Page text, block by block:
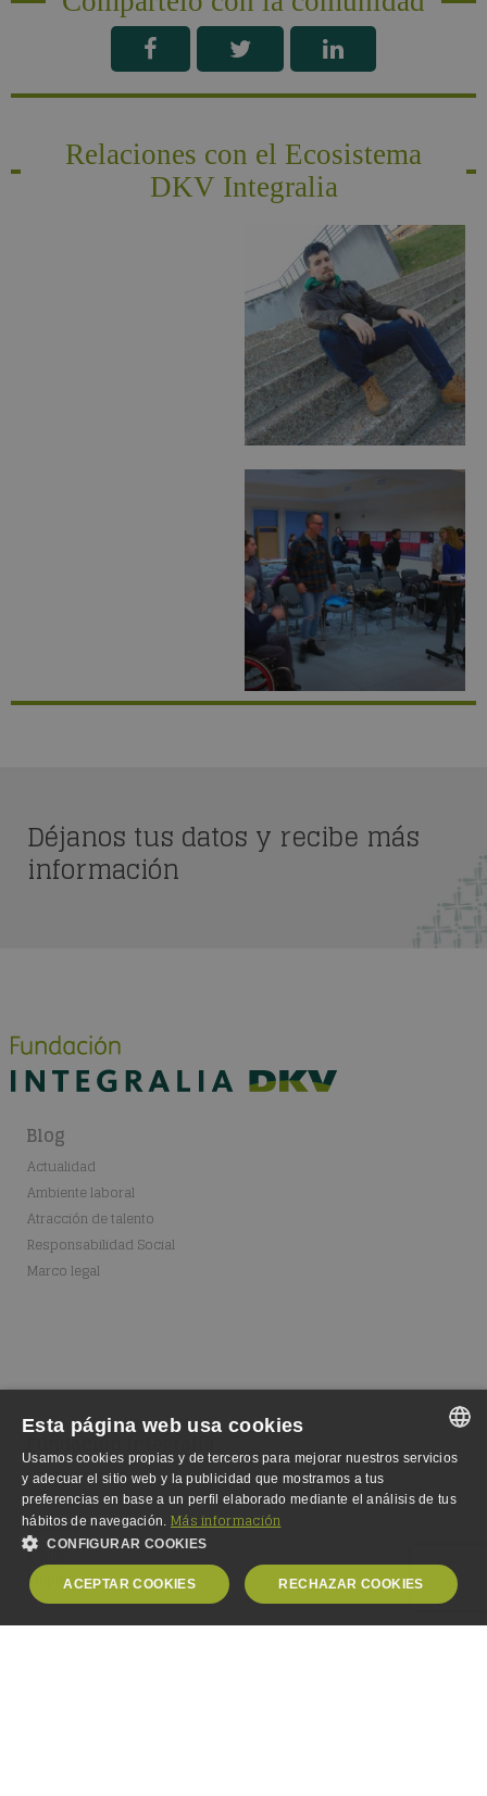
Relaciones con el Ecosistema
DKV Integralia
Déjanos tus datos y recibe más
información
Blog
Actualidad
Ambiente laboral
Atracción de talento
Responsabilidad Social
Marco legal
Fundación Integralia
Dónde estamos
Fundación
Escuela
Equipo
Empleo
GERMAN
Esta página web usa cookies
Usamos cookies propias y de terceros para mejorar nuestros servicios
y adecuar el sitio web y la publicidad que mostramos a tus
preferencias en base a un perfil elaborado mediante el análisis de tus
hábitos de navegación. Más información
CONFIGURAR COOKIES
ACEPTAR COOKIES RECHAZAR COOKIES